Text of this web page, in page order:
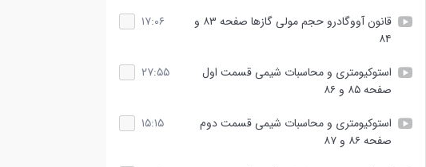
قانون آووگادرو حجم مولی گازها صفحه ۸۳ و
۸۴
۱۷:۰۶
استوکیومتری و محاسبات شیمی قسمت اول
صفحه ۸۵ و ۸۶
۲۷:۵۵
استوکیومتری و محاسبات شیمی قسمت دوم
صفحه ۸۶ و ۸۷
۱۵:۱۵